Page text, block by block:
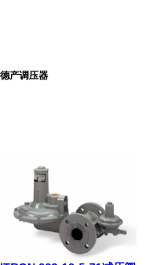
德产调压器